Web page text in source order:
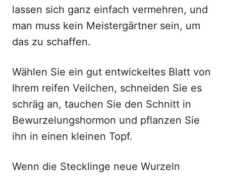
lassen sich ganz einfach vermehren, und
man muss kein Meistergärtner sein, um
das zu schaffen.
Wählen Sie ein gut entwickeltes Blatt von
Ihrem reifen Veilchen, schneiden Sie es
schräg an, tauchen Sie den Schnitt in
Bewurzelungshormon und pflanzen Sie
ihn in einen kleinen Topf.
Wenn die Stecklinge neue Wurzeln